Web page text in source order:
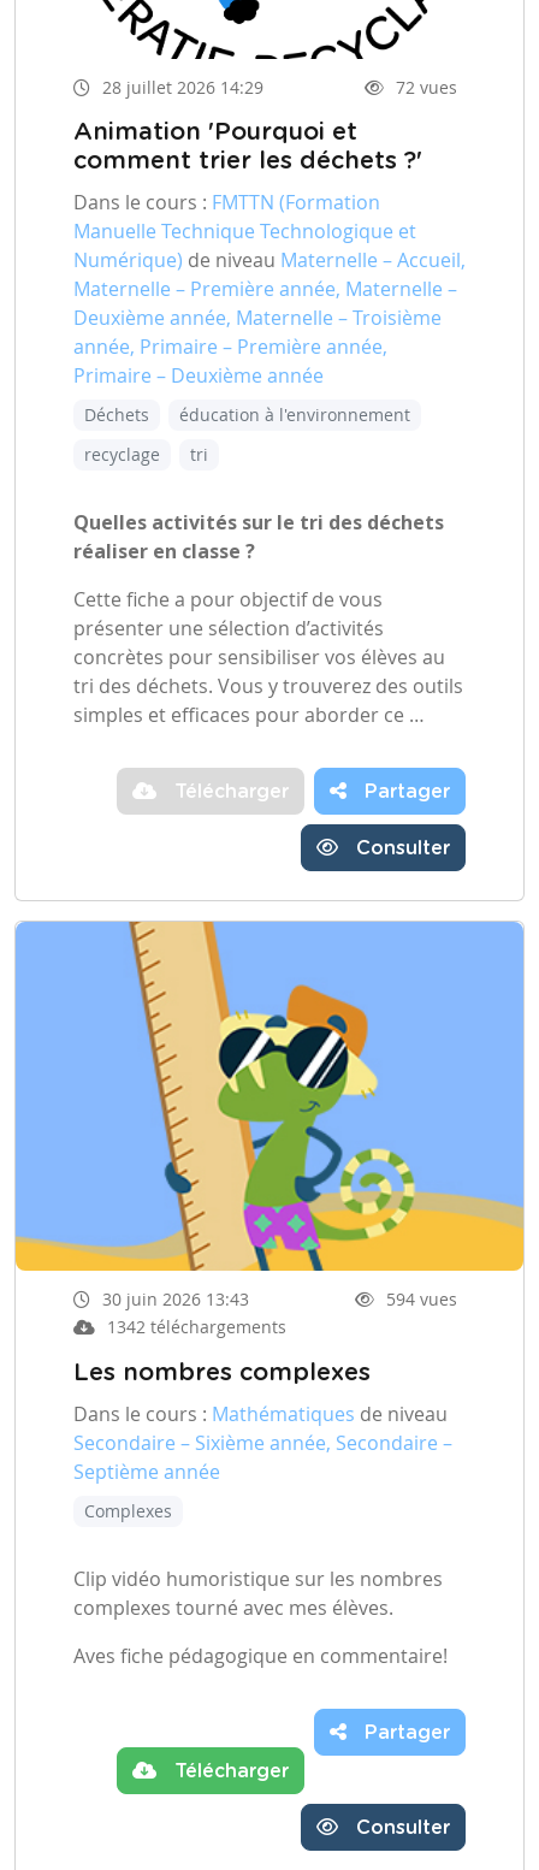
28 juillet 2026 14:29 72 vues
Animation 'Pourquoi et
comment trier les déchets ?'
Dans le cours : FMTTN (Formation
Manuelle Technique Technologique et
Numérique) de niveau Maternelle – Accueil,
Maternelle – Première année, Maternelle –
Deuxième année, Maternelle – Troisième
année, Primaire – Première année,
Primaire – Deuxième année
Déchets
éducation à l'environnement
recyclage
tri
Quelles activités sur le tri des déchets
réaliser en classe ?
Cette fiche a pour objectif de vous
présenter une sélection d’activités
concrètes pour sensibiliser vos élèves au
tri des déchets. Vous y trouverez des outils
simples et efficaces pour aborder ce …
Télécharger Partager
Consulter
30 juin 2026 13:43
594 vues
1342 téléchargements
Les nombres complexes
Dans le cours : Mathématiques de niveau
Secondaire – Sixième année, Secondaire –
Septième année
Complexes
Clip vidéo humoristique sur les nombres
complexes tourné avec mes élèves.
Aves fiche pédagogique en commentaire!
Télécharger
Partager
Consulter